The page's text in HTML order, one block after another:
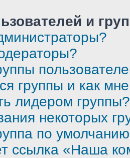
и
группы и как
лидером группы?
некоторых
по
ссылка «Наша